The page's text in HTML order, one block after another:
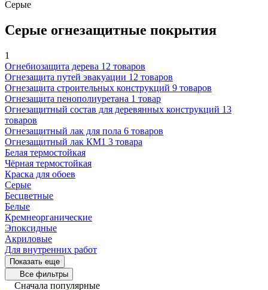
Серые
Серые огнезащитные покрытия
1
Огнебиозащита дерева 12 товаров
Огнезащита путей эвакуации 12 товаров
Огнезащита строительных конструкций 9 товаров
Огнезащита пенополиуретана 1 товар
Огнезащитный состав для деревянных конструкций 13
товаров
Огнезащитный лак для пола 6 товаров
Огнезащитный лак КМ1 3 товара
Белая термостойкая
Чёрная термостойкая
Краска для обоев
Серые
Бесцветные
Белые
Кремнеорганические
Эпоксидные
Акриловые
Для внутренних работ
Показать еще
Все фильтры
Сначала популярные